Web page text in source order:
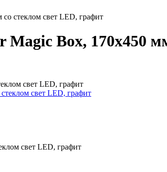
стеклом свет LED, графит
Box, 170x450
свет LED, графит
свет LED, графит